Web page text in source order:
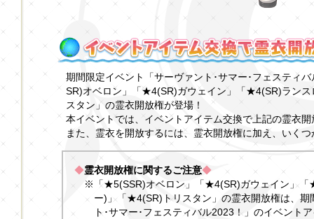
期間限定イベント「サーヴァント･サマー･フェスティ
SR)オベロン」「★4(SR)ガウェイン」「★4(SR)ラン
スタン」の霊衣開放権が登場！
本イベントでは、イベントアイテム交換で上記の霊衣
また、霊衣を開放するには、霊衣開放権に加え、いく
◆霊衣開放権に関するご注意◆
※「★5(SSR)オベロン」「★4(SR)ガウェイン」「
ー)」「★4(SR)トリスタン」の霊衣開放権は、期
ト･サマー･フェスティバル2023！」のイベント